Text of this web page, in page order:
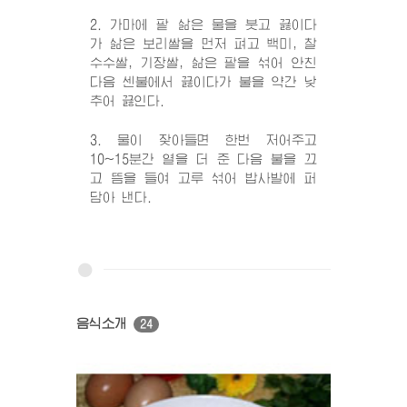
2. 가마에 팥 삶은 물을 붓고 끓이다
가 삶은 보리쌀을 먼저 펴고 백미, 찰
수수쌀, 기장쌀, 삶은 팥을 섞어 안친
다음 센불에서 끓이다가 불을 약간 낮
추어 끓인다.
3. 물이 잦아들면 한번 저어주고
10~15분간 열을 더 준 다음 불을 끄
고 뜸을 들여 고루 섞어 밥사발에 퍼
담아 낸다.
음식소개 24